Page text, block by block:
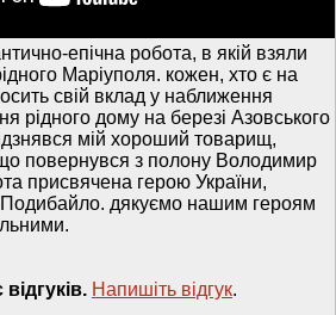
епічна робота, в якій взяли
Маріуполя. кожен, хто є на
свій вклад у наближення
рідного дому на березі Азовського
мій хороший товарищ,
повернувся з полону Володимир
присвячена герою України,
дякуємо нашим героям
Напишiть вiдгук.